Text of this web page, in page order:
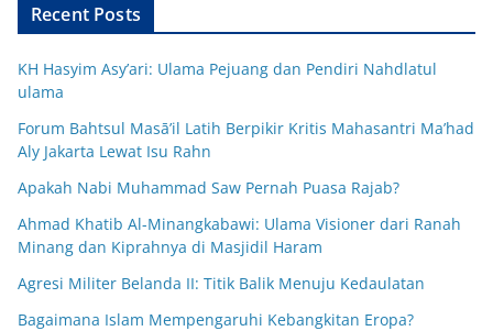
Recent Posts
KH Hasyim Asy’ari: Ulama Pejuang dan Pendiri Nahdlatul
ulama
Forum Bahtsul Masā’il Latih Berpikir Kritis Mahasantri Ma’had
Aly Jakarta Lewat Isu Rahn
Apakah Nabi Muhammad Saw Pernah Puasa Rajab?
Ahmad Khatib Al-Minangkabawi: Ulama Visioner dari Ranah
Minang dan Kiprahnya di Masjidil Haram
Agresi Militer Belanda II: Titik Balik Menuju Kedaulatan
Bagaimana Islam Mempengaruhi Kebangkitan Eropa?